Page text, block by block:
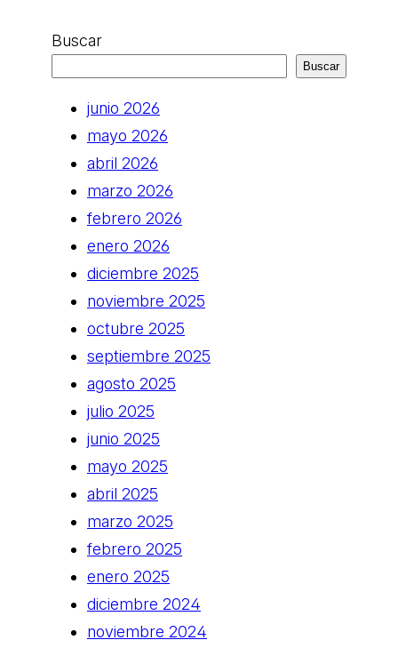
Buscar
Buscar
junio 2026
mayo 2026
abril 2026
marzo 2026
febrero 2026
enero 2026
diciembre 2025
noviembre 2025
octubre 2025
septiembre 2025
agosto 2025
julio 2025
junio 2025
mayo 2025
abril 2025
marzo 2025
febrero 2025
enero 2025
diciembre 2024
noviembre 2024